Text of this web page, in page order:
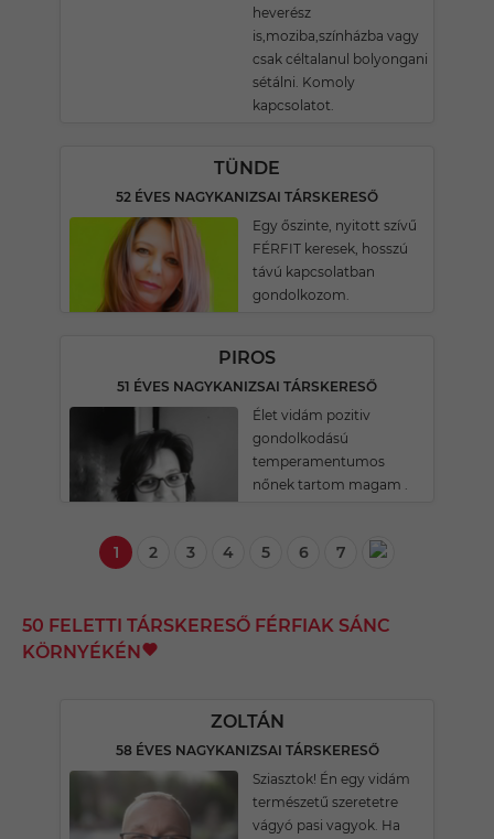
heverész
is,moziba,színházba vagy
csak céltalanul bolyongani
sétálni. Komoly
kapcsolatot.
TÜNDE
52 ÉVES NAGYKANIZSAI TÁRSKERESŐ
Egy őszinte, nyitott szívű
FÉRFIT keresek, hosszú
távú kapcsolatban
gondolkozom.
PIROS
51 ÉVES NAGYKANIZSAI TÁRSKERESŐ
Élet vidám pozitiv
gondolkodású
temperamentumos
nőnek tartom magam .
1 2 3 4 5 6 7
50 FELETTI TÁRSKERESŐ FÉRFIAK SÁNC
KÖRNYÉKÉN
ZOLTÁN
58 ÉVES NAGYKANIZSAI TÁRSKERESŐ
Sziasztok! Én egy vidám
természetű szeretetre
vágyó pasi vagyok. Ha